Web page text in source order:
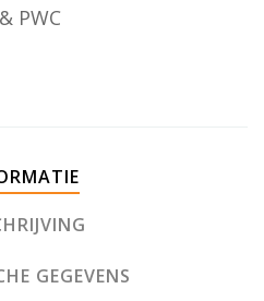
PWC
GEGEVENS